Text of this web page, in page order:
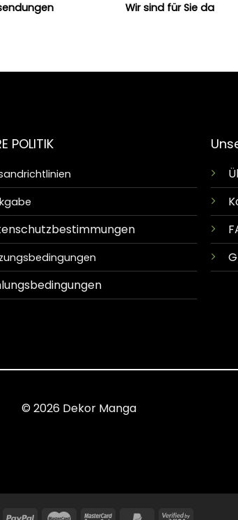
Wir sind für Sie da
POLITIK
© 2026 Dekor Manga